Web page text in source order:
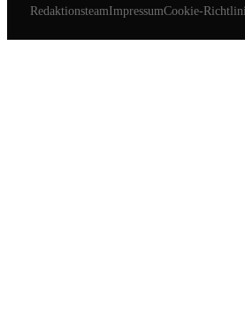
RedaktionsteamImpressumCookie-